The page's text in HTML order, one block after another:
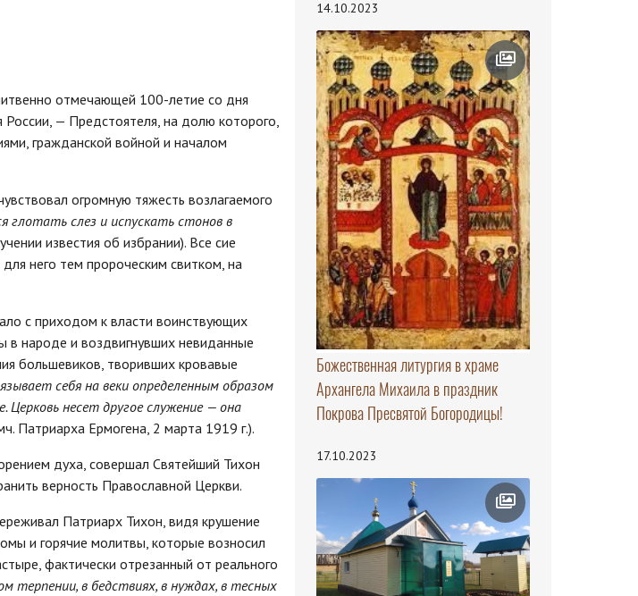
отмечающей 100-летие со дня
России, — Предстоятеля, на долю которого,
гражданской войной и началом
огромную тяжесть возлагаемого
глотать слез и испускать стонов в
известия об избрании). Все сие
него тем пророческим свитком, на
с приходом к власти воинствующих
в народе и воздвигнувших невиданные
большевиков, творивших кровавые
себя на веки определенным образом
Церковь несет другое служение — она
Патриарха Ермогена, 2 марта 1919 г.).
духа, совершал Святейший Тихон
верность Православной Церкви.
Патриарх Тихон, видя крушение
и горячие молитвы, которые возносил
фактически отрезанный от реального
терпении, в бедствиях, в нуждах, в тесных
14.10.2023
Божественная литургия в храме
Архангела Михаила в праздник
Покрова Пресвятой Богородицы!
17.10.2023